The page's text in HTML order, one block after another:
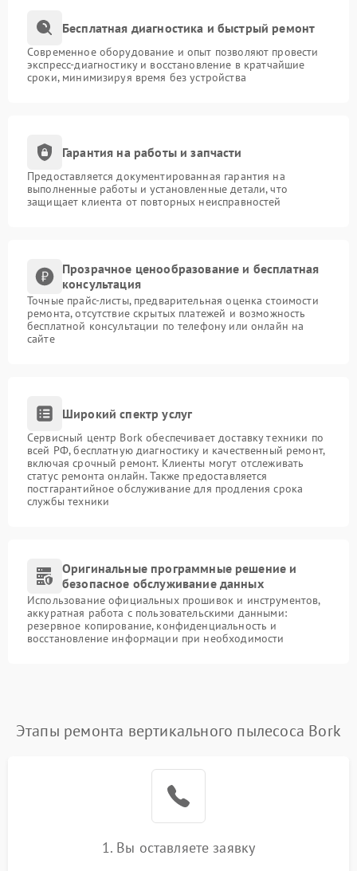
Бесплатная диагностика и быстрый ремонт
Современное оборудование и опыт позволяют провести
экспресс-диагностику и восстановление в кратчайшие
сроки, минимизируя время без устройства
Гарантия на работы и запчасти
Предоставляется документированная гарантия на
выполненные работы и установленные детали, что
защищает клиента от повторных неисправностей
Прозрачное ценообразование и бесплатная
консультация
Точные прайс-листы, предварительная оценка стоимости
ремонта, отсутствие скрытых платежей и возможность
бесплатной консультации по телефону или онлайн на
сайте
Широкий спектр услуг
Сервисный центр Bork обеспечивает доставку техники по
всей РФ, бесплатную диагностику и качественный ремонт,
включая срочный ремонт. Клиенты могут отслеживать
статус ремонта онлайн. Также предоставляется
постгарантийное обслуживание для продления срока
службы техники
Оригинальные программные решение и
безопасное обслуживание данных
Использование официальных прошивок и инструментов,
аккуратная работа с пользовательскими данными:
резервное копирование, конфиденциальность и
восстановление информации при необходимости
Этапы ремонта вертикального пылесоса Bork
1. Вы оставляете заявку